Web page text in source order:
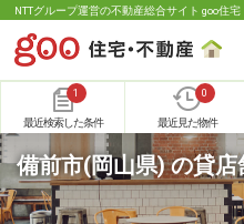
NTTグループ運営の不動産総合サイト goo住
1
最近検索した条件
0
最近見た物件
備前市(岡山県) の貸